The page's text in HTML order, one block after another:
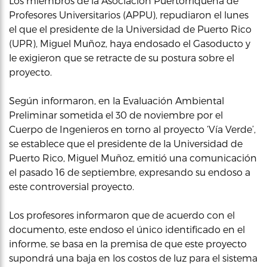
Profesores Universitarios (APPU), repudiaron el lunes
el que el presidente de la Universidad de Puerto Rico
(UPR), Miguel Muñoz, haya endosado el Gasoducto y
le exigieron que se retracte de su postura sobre el
proyecto.
Según informaron, en la Evaluación Ambiental
Preliminar sometida el 30 de noviembre por el
Cuerpo de Ingenieros en torno al proyecto ‘Vía Verde’,
se establece que el presidente de la Universidad de
Puerto Rico, Miguel Muñoz, emitió una comunicación
el pasado 16 de septiembre, expresando su endoso a
este controversial proyecto.
Los profesores informaron que de acuerdo con el
documento, este endoso el único identificado en el
informe, se basa en la premisa de que este proyecto
supondrá una baja en los costos de luz para el sistema